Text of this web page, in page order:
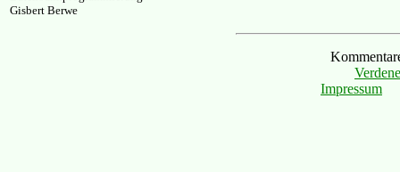
Gisbert Berwe
Impressum